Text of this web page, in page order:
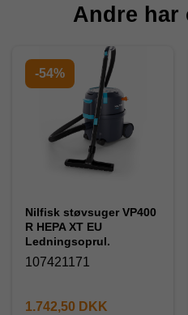
Andre har
-54%
Nilfisk støvsuger VP400
R HEPA XT EU
Ledningsoprul.
107421171
1.742,50 DKK